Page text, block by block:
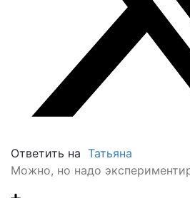
Ответить на Татьяна
Можно, но надо